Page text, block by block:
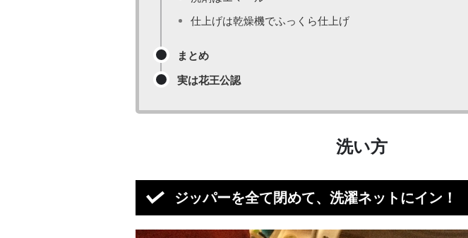
仕上げは乾燥機でふっくら仕上げ
まとめ
実は花王公認
洗い方
ジッパーを全て閉めて、洗濯ネットにイン！